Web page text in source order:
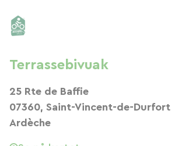
Terrassebivuak
25 Rte de Baffie
07360, Saint-Vincent-de-Durfort
Ardèche